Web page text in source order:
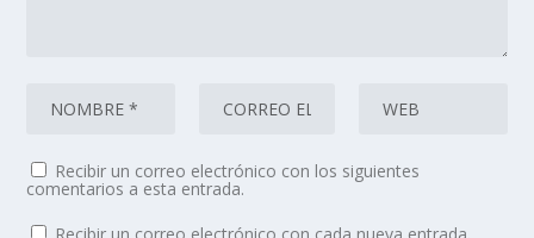
Recibir un correo electrónico con los siguientes
comentarios a esta entrada.